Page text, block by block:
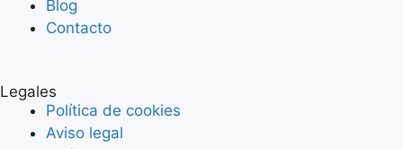
Blog
Contacto
Legales
Política de cookies
Aviso legal